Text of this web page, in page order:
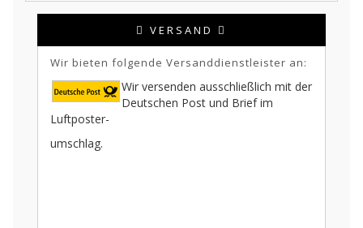
VERSAND
Wir bieten folgende Versanddienstleister an:
Wir versenden ausschließlich mit der
Deutschen Post und Brief im
Luftposter-
umschlag.